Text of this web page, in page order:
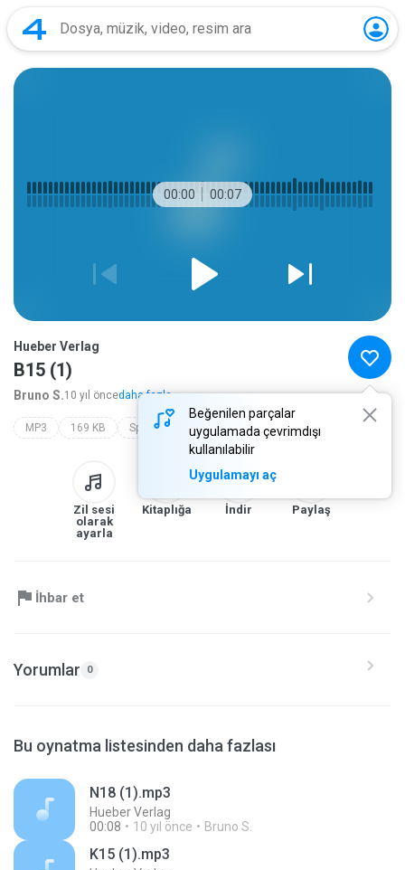
00:00 00:07
Beğenilen parçalar
uygulamada çevrimdışı
kullanılabilir
Uygulamayı aç
Hueber Verlag
B15 (1)
Bruno S.10 yıl öncedaha fazla...
MP3 169 KB Speech hueber verlag
Zil sesi
olarak
ayarla
Kitaplığa İndir Paylaş
İhbar et
Yorumlar 0
Bu oynatma listesinden daha fazlası
N18 (1).mp3
Hueber Verlag
00:08
10 yıl önce Bruno S.
K15 (1).mp3